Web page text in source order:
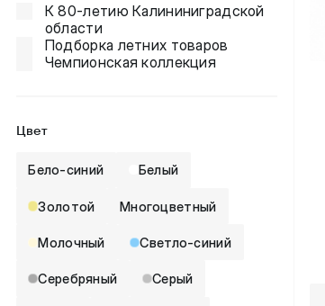
К 80-летию Калининиградской
области
Подборка летних товаров
Чемпионская коллекция
Цвет
Бело-синий Белый
Золотой Многоцветный
Молочный Светло-синий
Серебряный Серый